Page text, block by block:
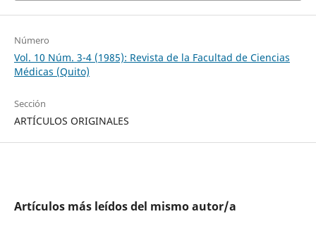
Número
Vol. 10 Núm. 3-4 (1985): Revista de la Facultad de Ciencias
Médicas (Quito)
Sección
ARTÍCULOS ORIGINALES
Artículos más leídos del mismo autor/a